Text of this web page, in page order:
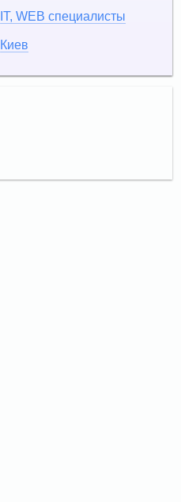
IT, WEB специалисты
Киев